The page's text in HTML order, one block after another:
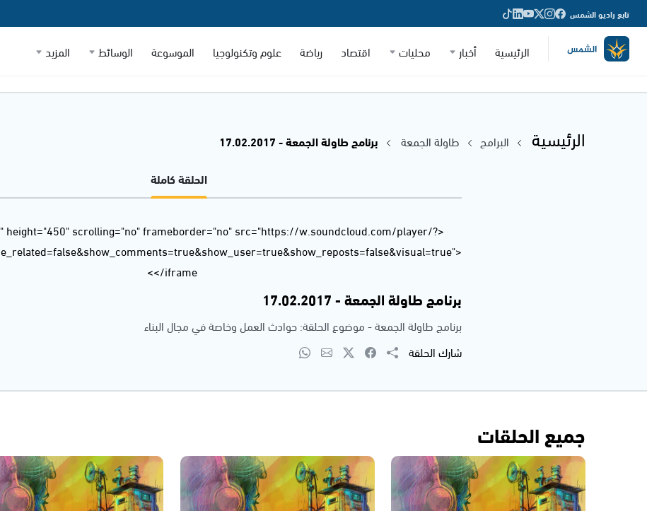
تابع راديو الشمس
الرئيسية أخبار محليات اقتصاد رياضة علوم وتكنولوجيا الموسوعة الوسائط المزيد
الرئيسية البرامج طاولة الجمعة
برنامج طاولة الجمعة - 17.02.2017
الحلقة كاملة
height="450" scrolling="no" frameborder="no" src="https://w.soundcloud.com/player/?
</iframe>
برنامج طاولة الجمعة - 17.02.2017
برنامج طاولة الجمعة - موضوع الحلقة: حوادث العمل وخاصة في مجال البناء
شارك الحلقة
جميع الحلقات